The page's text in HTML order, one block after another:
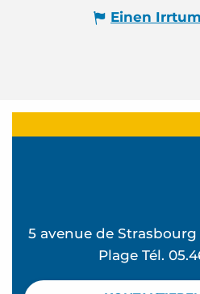
Einen
5 avenue de Strasbourg
Plage Tél.